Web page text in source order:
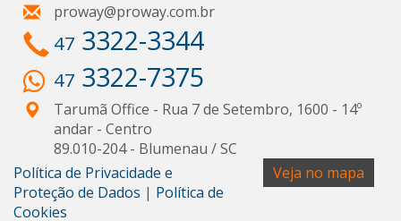
proway@proway.com.br
47 3322-3344
47 3322-7375
Tarumã Office - Rua 7 de Setembro, 1600 - 14º
andar - Centro
89.010-204- Blumenau /SC
Veja no mapa
Política de Privacidade e
Proteção de Dados | Política de
Cookies